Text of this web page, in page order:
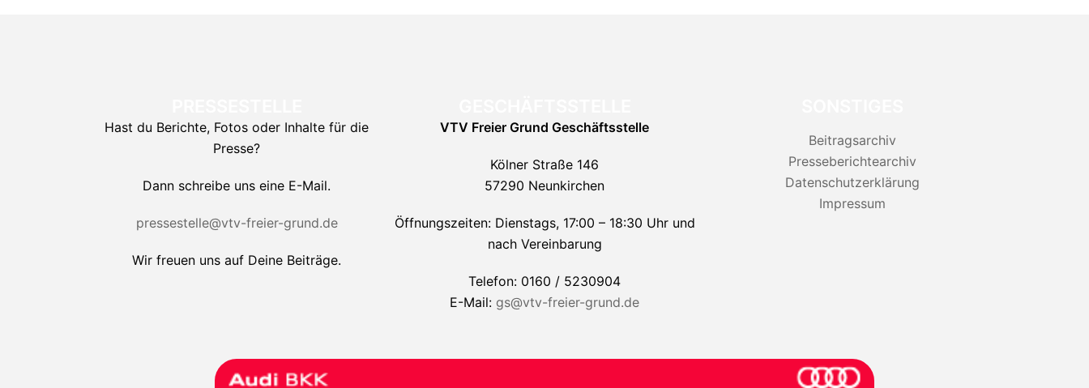
Hast du Berichte, Fotos oder Inhalte für die
Presse?
Dann schreibe uns eine E-Mail.
pressestelle@vtv-freier-grund.de
Wir freuen uns auf Deine Beiträge.
VTV Freier Grund Geschäftsstelle
Kölner Straße 146
57290 Neunkirchen
Öffnungszeiten: Dienstags, 17:00 – 18:30 Uhr und
nach Vereinbarung
Telefon: 0160 / 5230904
E-Mail: gs@vtv-freier-grund.de
Beitragsarchiv
Presseberichtearchiv
Datenschutzerklärung
Impressum